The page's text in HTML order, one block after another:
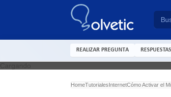
REALIZAR PREGUNTA RESPUESTAS
HomeTutorialesInternetCómo Activar el